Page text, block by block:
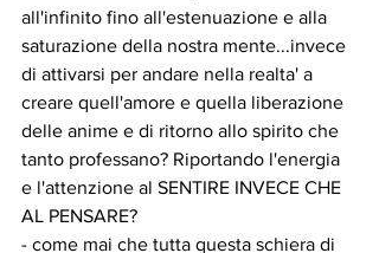
all'infinito fino all'estenuazione e alla
saturazione della nostra mente...invece
di attivarsi per andare nella realta' a
creare quell'amore e quella liberazione
delle anime e di ritorno allo spirito che
tanto professano? Riportando l'energia
e l'attenzione al SENTIRE INVECE CHE
AL PENSARE?
- come mai che tutta questa schiera di